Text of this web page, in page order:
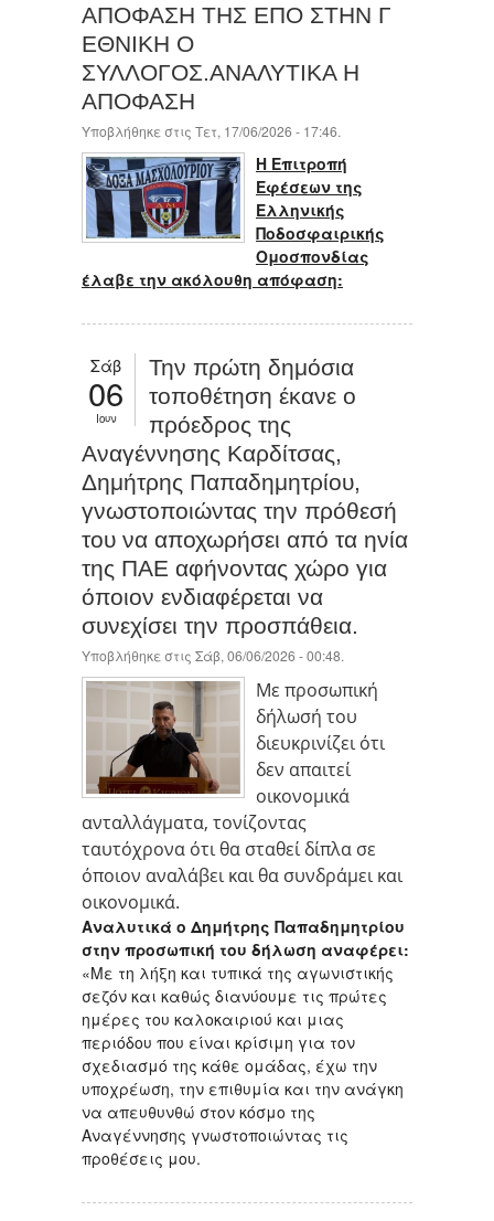
ΑΠΟΦΑΣΗ ΤΗΣ ΕΠΟ ΣΤΗΝ Γ
ΕΘΝΙΚΗ Ο
ΣΥΛΛΟΓΟΣ.ΑΝΑΛΥΤΙΚΑ Η
ΑΠΟΦΑΣΗ
Υποβλήθηκε στις Τετ, 17/06/2026 - 17:46.
Η Επιτροπή
Εφέσεων της
Ελληνικής
Ποδοσφαιρικής
Ομοσπονδίας
έλαβε την ακόλουθη απόφαση:
Σάβ
06
Ιουν
Την πρώτη δημόσια
τοποθέτηση έκανε ο
πρόεδρος της
Αναγέννησης Καρδίτσας,
Δημήτρης Παπαδημητρίου,
γνωστοποιώντας την πρόθεσή
του να αποχωρήσει από τα ηνία
της ΠΑΕ αφήνοντας χώρο για
όποιον ενδιαφέρεται να
συνεχίσει την προσπάθεια.
Υποβλήθηκε στις Σάβ, 06/06/2026 - 00:48.
Mε προσωπική
δήλωσή του
διευκρινίζει ότι
δεν απαιτεί
οικονομικά
ανταλλάγματα, τονίζοντας
ταυτόχρονα ότι θα σταθεί δίπλα σε
όποιον αναλάβει και θα συνδράμει και
οικονομικά.
Αναλυτικά ο Δημήτρης Παπαδημητρίου
στην προσωπική του δήλωση αναφέρει:
«Με τη λήξη και τυπικά της αγωνιστικής
σεζόν και καθώς διανύουμε τις πρώτες
ημέρες του καλοκαιριού και μιας
περιόδου που είναι κρίσιμη για τον
σχεδιασμό της κάθε ομάδας, έχω την
υποχρέωση, την επιθυμία και την ανάγκη
να απευθυνθώ στον κόσμο της
Αναγέννησης γνωστοποιώντας τις
προθέσεις μου.